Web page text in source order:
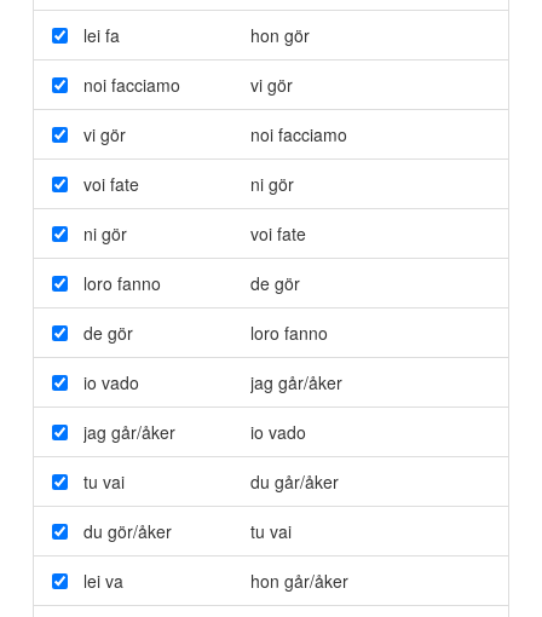
lei fa hon gör
noi facciamo vi gör
vi gör noi facciamo
voi fate ni gör
ni gör voi fate
loro fanno de gör
de gör loro fanno
io vado jag går/åker
jag går/åker io vado
tu vai du går/åker
du gör/åker tu vai
lei va hon går/åker